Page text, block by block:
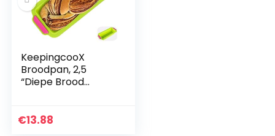
KeepingcooX
Broodpan, 2,5
“Diepe Brood
aanbak Bakplaat
€13.88